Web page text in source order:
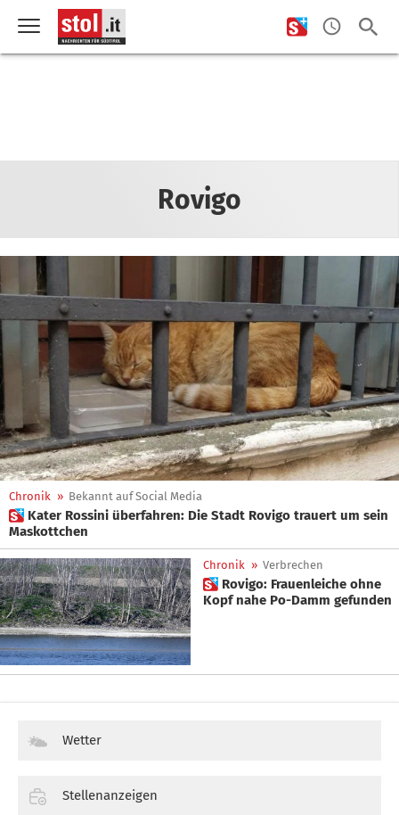
Rovigo
Chronik » Bekannt auf Social Media
 Kater Rossini überfahren: Die Stadt Rovigo trauert um sein
Maskottchen
Chronik » Verbrechen
 Rovigo: Frauenleiche ohne
Kopf nahe Po-Damm gefunden
Wetter
Stellenanzeigen